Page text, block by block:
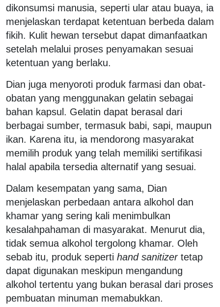
dikonsumsi manusia, seperti ular atau buaya, ia
menjelaskan terdapat ketentuan berbeda dalam
fikih. Kulit hewan tersebut dapat dimanfaatkan
setelah melalui proses penyamakan sesuai
ketentuan yang berlaku.
Dian juga menyoroti produk farmasi dan obat-
obatan yang menggunakan gelatin sebagai
bahan kapsul. Gelatin dapat berasal dari
berbagai sumber, termasuk babi, sapi, maupun
ikan. Karena itu, ia mendorong masyarakat
memilih produk yang telah memiliki sertifikasi
halal apabila tersedia alternatif yang sesuai.
Dalam kesempatan yang sama, Dian
menjelaskan perbedaan antara alkohol dan
khamar yang sering kali menimbulkan
kesalahpahaman di masyarakat. Menurut dia,
tidak semua alkohol tergolong khamar. Oleh
sebab itu, produk seperti hand sanitizertetap
dapat digunakan meskipun mengandung
alkohol tertentu yang bukan berasal dari proses
pembuatan minuman memabukkan.